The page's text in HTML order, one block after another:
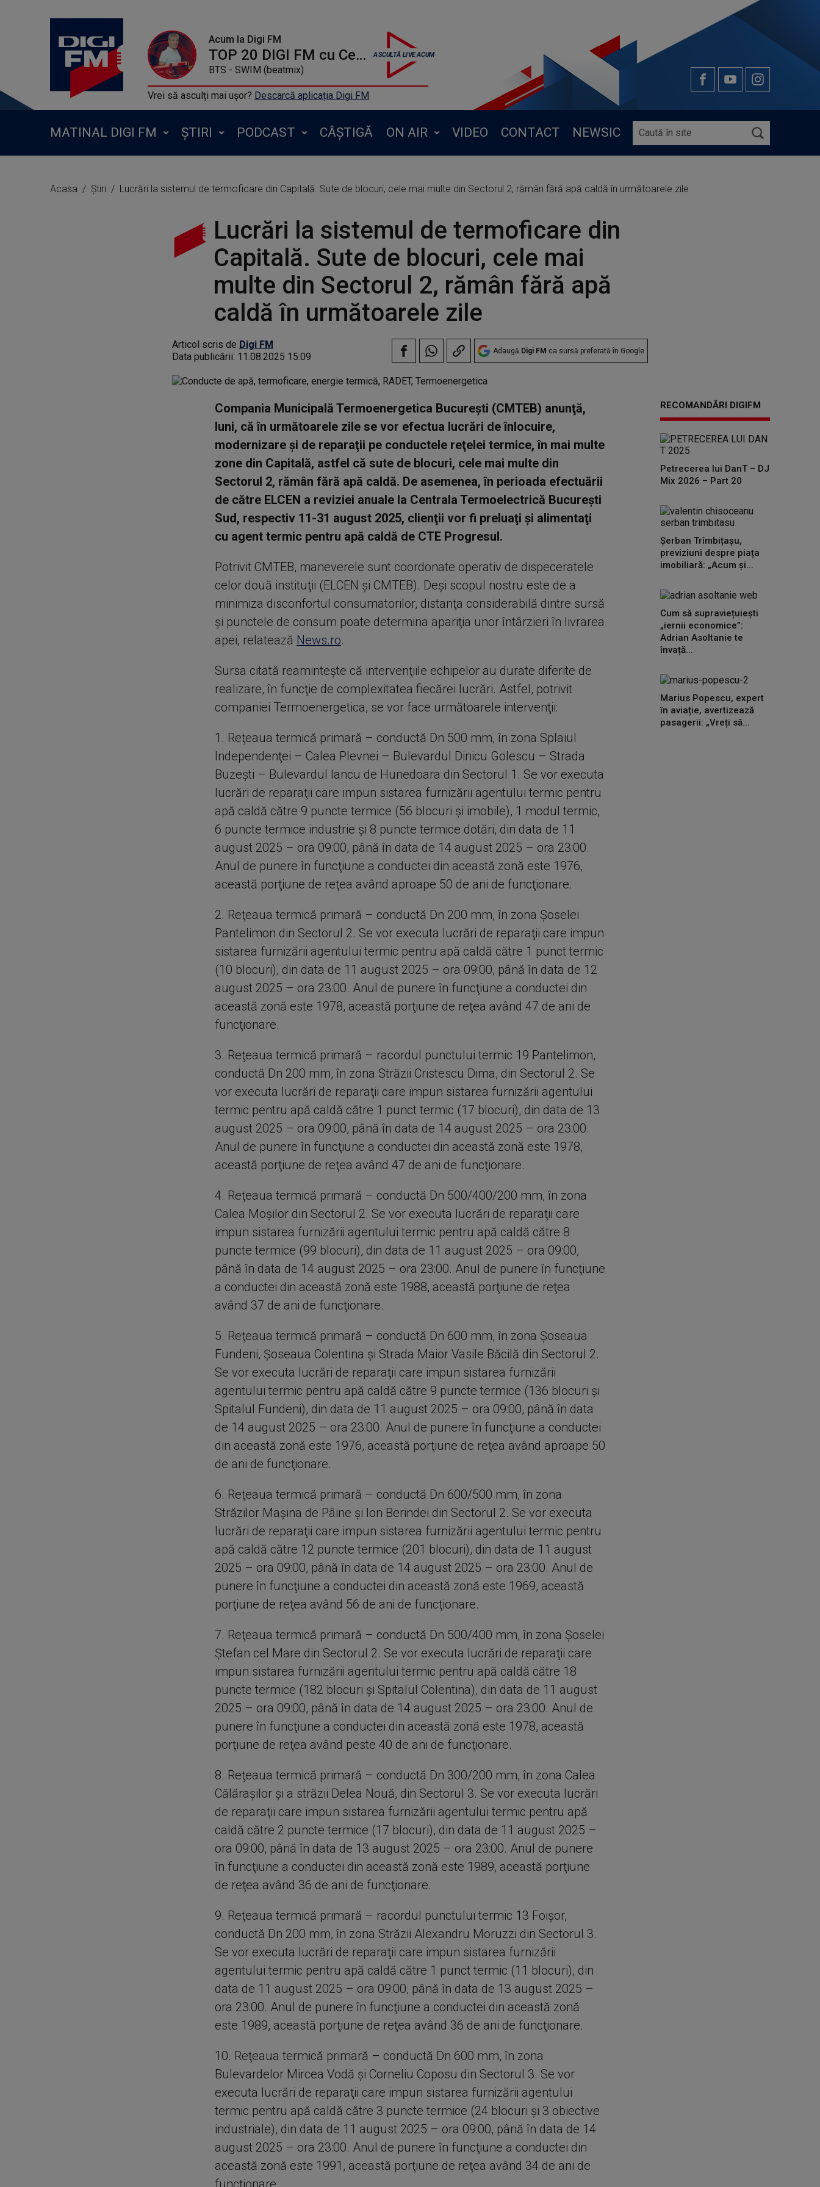
Acum la Digi FM
TOP 20 DIGI FM cu Cetin
BTS - SWIM (beatmix)
Vrei să asculți mai ușor? Descarcă aplicația Digi FM
MATINAL DIGI FM ȘTIRI PODCAST CÂȘTIGĂ ON AIR VIDEO CONTACT NEWSIC
Acasa Știri Lucrări la sistemul de termoficare din Capitală. Sute de blocuri, cele mai multe din Sectorul 2, rămân fără apă caldă în următoarele zile
Lucrări la sistemul de termoficare din
Capitală. Sute de blocuri, cele mai
multe din Sectorul 2, rămân fără apă
caldă în următoarele zile
Articol scris de Digi FM
Data publicării: 11.08.2025 15:09 Adaugă Digi FM ca sursă preferată în Google
Compania Municipală Termoenergetica Bucureşti (CMTEB) anunţă,
luni, că în următoarele zile se vor efectua lucrări de înlocuire,
modernizare şi de reparaţii pe conductele reţelei termice, în mai multe
zone din Capitală, astfel că sute de blocuri, cele mai multe din
Sectorul 2, rămân fără apă caldă. De asemenea, în perioada efectuării
de către ELCEN a reviziei anuale la Centrala Termoelectrică Bucureşti
Sud, respectiv 11-31 august 2025, clienţii vor fi preluaţi şi alimentaţi
cu agent termic pentru apă caldă de CTE Progresul.
Potrivit CMTEB, maneverele sunt coordonate operativ de dispeceratele
celor două instituţii (ELCEN şi CMTEB). Deşi scopul nostru este de a
minimiza disconfortul consumatorilor, distanţa considerabilă dintre sursă
şi punctele de consum poate determina apariţia unor întârzieri în livrarea
apei, relatează News.ro.
Sursa citată reaminteşte că intervenţiile echipelor au durate diferite de
realizare, în funcţie de complexitatea fiecărei lucrări. Astfel, potrivit
companiei Termoenergetica, se vor face următoarele intervenţii:
1. Reţeaua termică primară – conductă Dn 500 mm, în zona Splaiul
Independenţei – Calea Plevnei – Bulevardul Dinicu Golescu – Strada
Buzeşti – Bulevardul Iancu de Hunedoara din Sectorul 1. Se vor executa
lucrări de reparaţii care impun sistarea furnizării agentului termic pentru
apă caldă către 9 puncte termice (56 blocuri şi imobile), 1 modul termic,
6 puncte termice industrie şi 8 puncte termice dotări, din data de 11
august 2025 – ora 09:00, până în data de 14 august 2025 – ora 23:00.
Anul de punere în funcţiune a conductei din această zonă este 1976,
această porţiune de reţea având aproape 50 de ani de funcţionare.
2. Reţeaua termică primară – conductă Dn 200 mm, în zona Şoselei
Pantelimon din Sectorul 2. Se vor executa lucrări de reparaţii care impun
sistarea furnizării agentului termic pentru apă caldă către 1 punct termic
(10 blocuri), din data de 11 august 2025 – ora 09:00, până în data de 12
august 2025 – ora 23:00. Anul de punere în funcţiune a conductei din
această zonă este 1978, această porţiune de reţea având 47 de ani de
funcţionare.
3. Reţeaua termică primară – racordul punctului termic 19 Pantelimon,
conductă Dn 200 mm, în zona Străzii Cristescu Dima, din Sectorul 2. Se
vor executa lucrări de reparaţii care impun sistarea furnizării agentului
termic pentru apă caldă către 1 punct termic (17 blocuri), din data de 13
august 2025 – ora 09:00, până în data de 14 august 2025 – ora 23:00.
Anul de punere în funcţiune a conductei din această zonă este 1978,
această porţiune de reţea având 47 de ani de funcţionare.
4. Reţeaua termică primară – conductă Dn 500/400/200 mm, în zona
Calea Moşilor din Sectorul 2. Se vor executa lucrări de reparaţii care
impun sistarea furnizării agentului termic pentru apă caldă către 8
puncte termice (99 blocuri), din data de 11 august 2025 – ora 09:00,
până în data de 14 august 2025 – ora 23:00. Anul de punere în funcţiune
a conductei din această zonă este 1988, această porţiune de reţea
având 37 de ani de funcţionare.
5. Reţeaua termică primară – conductă Dn 600 mm, în zona Şoseaua
Fundeni, Şoseaua Colentina şi Strada Maior Vasile Băcilă din Sectorul 2.
Se vor executa lucrări de reparaţii care impun sistarea furnizării
agentului termic pentru apă caldă către 9 puncte termice (136 blocuri şi
Spitalul Fundeni), din data de 11 august 2025 – ora 09:00, până în data
de 14 august 2025 – ora 23:00. Anul de punere în funcţiune a conductei
din această zonă este 1976, această porţiune de reţea având aproape 50
de ani de funcţionare.
6. Reţeaua termică primară – conductă Dn 600/500 mm, în zona
Străzilor Maşina de Pâine şi Ion Berindei din Sectorul 2. Se vor executa
lucrări de reparaţii care impun sistarea furnizării agentului termic pentru
apă caldă către 12 puncte termice (201 blocuri), din data de 11 august
2025 – ora 09:00, până în data de 14 august 2025 – ora 23:00. Anul de
punere în funcţiune a conductei din această zonă este 1969, această
porţiune de reţea având 56 de ani de funcţionare.
7. Reţeaua termică primară – conductă Dn 500/400 mm, în zona Şoselei
Ştefan cel Mare din Sectorul 2. Se vor executa lucrări de reparaţii care
impun sistarea furnizării agentului termic pentru apă caldă către 18
puncte termice (182 blocuri şi Spitalul Colentina), din data de 11 august
2025 – ora 09:00, până în data de 14 august 2025 – ora 23:00. Anul de
punere în funcţiune a conductei din această zonă este 1978, această
porţiune de reţea având peste 40 de ani de funcţionare.
8. Reţeaua termică primară – conductă Dn 300/200 mm, în zona Calea
Călăraşilor şi a străzii Delea Nouă, din Sectorul 3. Se vor executa lucrări
de reparaţii care impun sistarea furnizării agentului termic pentru apă
caldă către 2 puncte termice (17 blocuri), din data de 11 august 2025 –
ora 09:00, până în data de 13 august 2025 – ora 23:00. Anul de punere
în funcţiune a conductei din această zonă este 1989, această porţiune
de reţea având 36 de ani de funcţionare.
9. Reţeaua termică primară – racordul punctului termic 13 Foişor,
conductă Dn 200 mm, în zona Străzii Alexandru Moruzzi din Sectorul 3.
Se vor executa lucrări de reparaţii care impun sistarea furnizării
agentului termic pentru apă caldă către 1 punct termic (11 blocuri), din
data de 11 august 2025 – ora 09:00, până în data de 13 august 2025 –
ora 23:00. Anul de punere în funcţiune a conductei din această zonă
este 1989, această porţiune de reţea având 36 de ani de funcţionare.
10. Reţeaua termică primară – conductă Dn 600 mm, în zona
Bulevardelor Mircea Vodă şi Corneliu Coposu din Sectorul 3. Se vor
executa lucrări de reparaţii care impun sistarea furnizării agentului
termic pentru apă caldă către 3 puncte termice (24 blocuri şi 3 obiective
industriale), din data de 11 august 2025 – ora 09:00, până în data de 14
august 2025 – ora 23:00. Anul de punere în funcţiune a conductei din
această zonă este 1991, această porţiune de reţea având 34 de ani de
funcţionare.
RECOMANDĂRI DIGIFM
Petrecerea lui DanT – DJ
Mix 2026 – Part 20
Șerban Trîmbițașu,
previziuni despre piața
imobiliară: „Acum și...
Cum să supraviețuiești
„iernii economice”:
Adrian Asoltanie te
învață...
Marius Popescu, expert
în aviație, avertizează
pasagerii: „Vreți să...